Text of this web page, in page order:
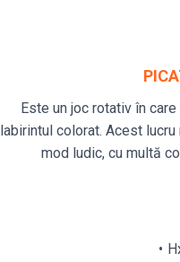
Este un joc rotativ în
labirintul colorat. Acest
mod ludic, cu multă